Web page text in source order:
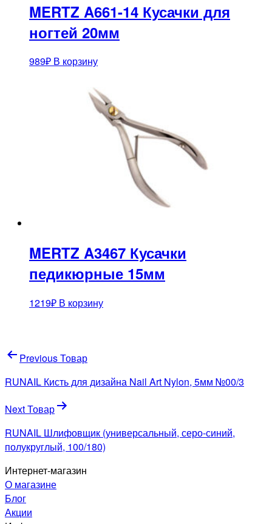
MERTZ A661-14 Кусачки для
ногтей 20мм
989₽ В корзину
MERTZ A3467 Кусачки
педикюрные 15мм
1219₽ В корзину
Навигация
по
записям
Previous Товар
RUNAIL Кисть для дизайна Nail Art Nylon, 5мм №00/3
Next Товар
RUNAIL Шлифовщик (универсальный, серо-синий,
полукруглый, 100/180)
Интернет-магазин
О магазине
Блог
Акции